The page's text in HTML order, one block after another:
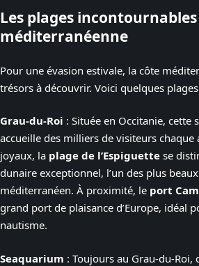
Les plages
méditerranéenne
Pour une évasion estivale, la côte
trésors à découvrir. Voici quelques
Grau-du-Roi : Située en Occitanie, cette
accueille des milliers de visiteurs chaque
joyaux, la plage de l’Espiguette se
dunaire exceptionnel, l’un des plus
méditerranéen. À proximité, le port
grand port de plaisance d’Europe, idéal
nautisme.
Seaquarium : Toujours au Grau-du-Roi,